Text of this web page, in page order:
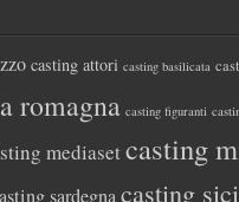
casting attori casting basilicata
romagna casting figuranti
mediasetcasting
sardegna casting